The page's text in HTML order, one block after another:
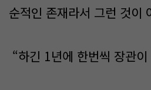
순적인 존재라서 그런 것이
“하긴 1년에 한번씩 장관